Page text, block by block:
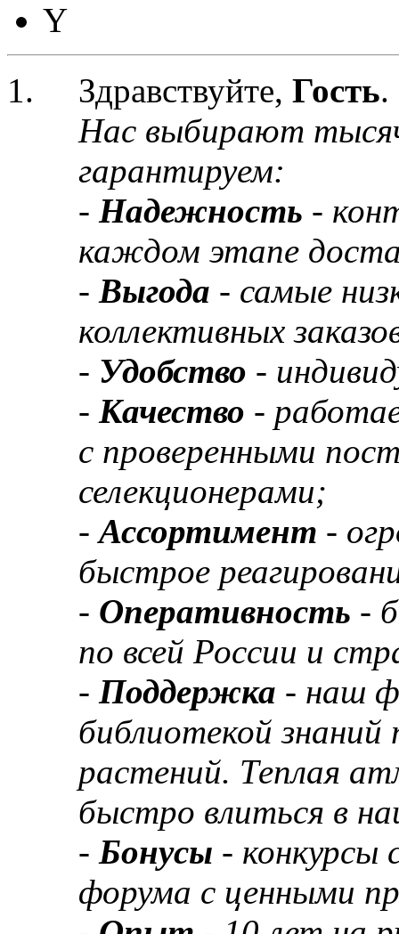
Y
Здравствуйте, Гость.
Нас выбирают
гарантируем:
- Надежность -
каждом этапе
- Выгода - самые
коллективных
- Удобство -
- Качество -
с проверенными
селекционерами;
-Ассортимент -
быстрое
- Оперативность -
по всей России и
- Поддержка - наш
библиотекой
растений. Теплая
быстро влиться в
- Бонусы - конкурсы
форума с ценными